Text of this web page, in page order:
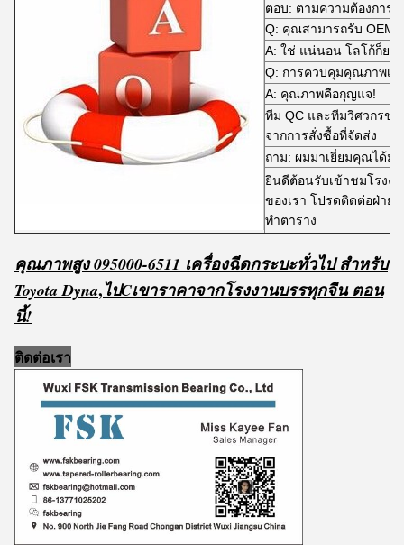
ตอบ: ตามความต้องการ
Q: คุณสามารถรับ OEM
A: ใช่ แน่นอน โลโก้ก็ยอ
Q: การควบคุมคุณภาพเป็
A: คุณภาพคือกุญแจ!
ทีม QC และทีมวิศวกรขอ
จากการสั่งซื้อที่จัดส่ง
ถาม: ผมมาเยี่ยมคุณได้มั้
ยินดีต้อนรับเข้าชมโรงง
ของเรา โปรดติดต่อฝ่าย
ทําตาราง
คุณภาพสูง 095000-6511 เครื่องฉีดกระบะทั่วไป สําหรับ
Toyota Dyna,ไปCเขาราคาจากโรงงานบรรทุกจีน ตอน
นี้!
ติดต่อเรา